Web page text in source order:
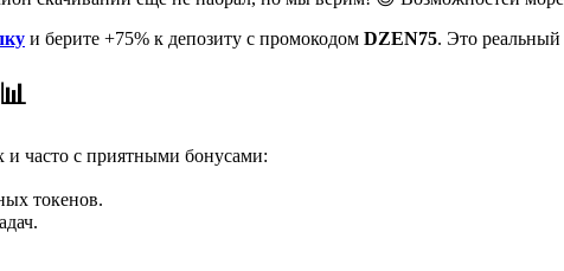
и берите +75% к депозиту с промокодом DZEN75. Это
часто с приятными бонусами:
токенов.